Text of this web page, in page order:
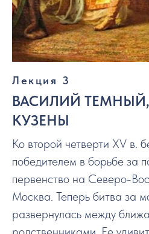
Лекция 3
ВАСИЛИЙ ТЕМНЫЙ,
КУЗЕНЫ
Ко второй четверти XV в.
победителем в борьбе за
первенство на Северо-
Москва. Теперь битва за
развернулась между